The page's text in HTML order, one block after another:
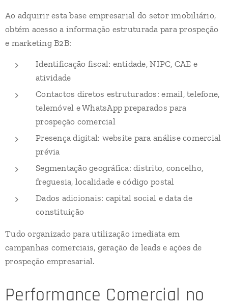
Ao adquirir esta base empresarial do setor imobiliário,
obtém acesso a informação estruturada para prospeção
e marketing B2B:
Identificação fiscal: entidade, NIPC, CAE e
atividade
Contactos diretos estruturados: email, telefone,
telemóvel e WhatsApp preparados para
prospeção comercial
Presença digital: website para análise comercial
prévia
Segmentação geográfica: distrito, concelho,
freguesia, localidade e código postal
Dados adicionais: capital social e data de
constituição
Tudo organizado para utilização imediata em
campanhas comerciais, geração de leads e ações de
prospeção empresarial.
Performance Comercial no